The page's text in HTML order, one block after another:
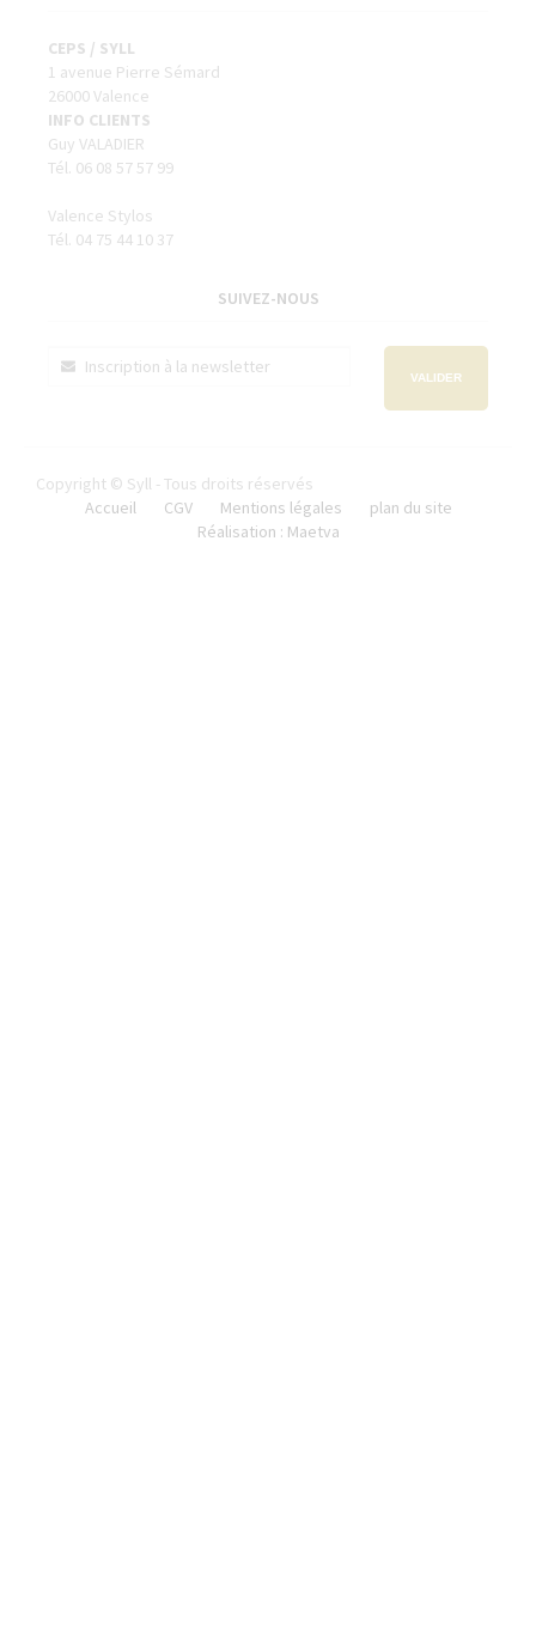
CEPS / SYLL
1 avenue Pierre Sémard
26000 Valence
INFO CLIENTS
Guy VALADIER
Tél. 06 08 57 57 99
Valence Stylos
Tél. 04 75 44 10 37
SUIVEZ-NOUS
VALIDER
Copyright © Syll - Tous droits réservés
Accueil
CGV Mentions légales
plan du site
Réalisation : Maetva